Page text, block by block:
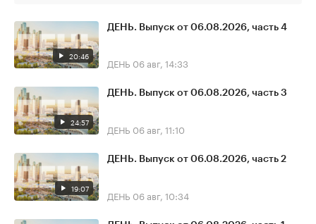
20:46
ДЕНЬ. Выпуск от 06.08.2026, часть 4
ДЕНЬ 06 авг, 14:33
24:57
ДЕНЬ. Выпуск от 06.08.2026, часть 3
ДЕНЬ 06 авг, 11:10
19:07
ДЕНЬ. Выпуск от 06.08.2026, часть 2
ДЕНЬ 06 авг, 10:34